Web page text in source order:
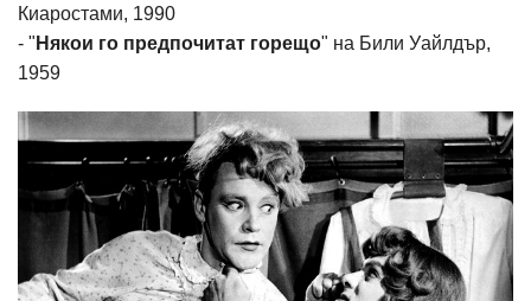
Киаростами, 1990
- " Някои го предпочитат горещо" на Били Уайлдър,
1959